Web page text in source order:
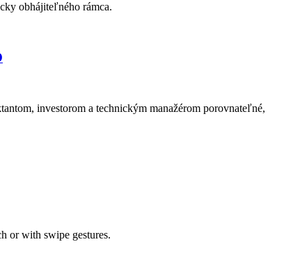
obhájiteľného rámca.
investorom a technickým manažérom porovnateľné,
or with swipe gestures.